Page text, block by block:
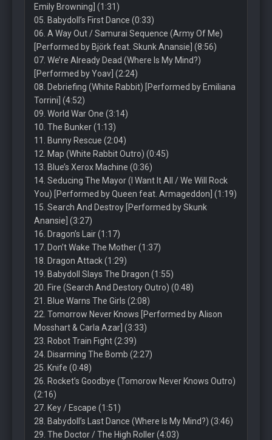
Emily Browning] (1:31)
05. Babydoll’s First Dance (0:33)
06. A Way Out / Samurai Sequence (Army Of Me)
[Performed by Björk feat. Skunk Anansie] (8:56)
07. We’re Already Dead (Where Is My Mind?)
[Performed by Yoav] (2:24)
08. Debriefing (White Rabbit) [Performed by Emiliana
Torrini] (4:52)
09. World War One (3:14)
10. The Bunker (1:13)
11. Bunny Rescue (2:04)
12. Map (White Rabbit Outro) (0:45)
13. Blue’s Xerox Machine (0:36)
14. Seducing The Mayor (I Want It All / We Will Rock
You) [Performed by Queen feat. Armageddon] (1:19)
15. Search And Destroy [Performed by Skunk
Anansie] (3:27)
16. Dragon’s Lair (1:17)
17. Don’t Wake The Mother (1:37)
18. Dragon Attack (1:29)
19. Babydoll Slays The Dragon (1:55)
20. Fire (Search And Destory Outro) (0:48)
21. Blue Warns The Girls (2:08)
22. Tomorrow Never Knows [Performed by Alison
Mosshart & Carla Azar] (3:33)
23. Robot Train Fight (2:39)
24. Disarming The Bomb (2:27)
25. Knife (0:48)
26. Rocket’s Goodbye (Tomorow Never Knows Outro)
(2:16)
27. Key / Escape (1:51)
28. Babydoll’s Last Dance (Where Is My Mind?) (3:46)
29. The Doctor / The High Roller (4:03)